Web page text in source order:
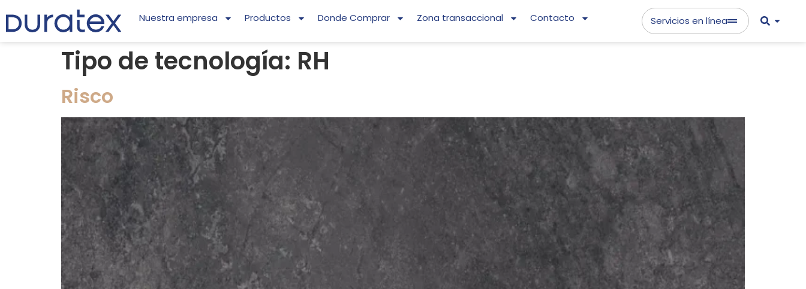
Nuestra empresa Productos Donde Comprar Zona transaccional Contacto Servicios en línea
Tipo de tecnología: RH
Risco​